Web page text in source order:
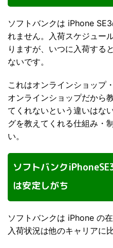
ソフトバンクは iPhone
れません。入荷スケジュー
りますが、いつに入荷する
ないです。
これはオンラインショップ
オンラインショップだから
てくれないという違いはな
グを教えてくれる仕組み・
い。
ソフトバンク
は安定しがち
ソフトバンクは iPhone の
入荷状況は他のキャリアに